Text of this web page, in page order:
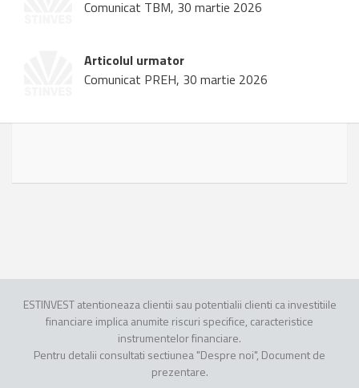
Comunicat TBM, 30 martie 2026
Articolul urmator
Comunicat PREH, 30 martie 2026
ESTINVEST atentioneaza clientii sau potentialii clienti ca investitiile
financiare implica anumite riscuri specifice, caracteristice
instrumentelor financiare.
Pentru detalii consultati sectiunea "Despre noi", Document de
prezentare.